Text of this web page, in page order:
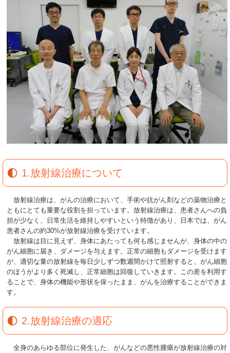
1.放射線治療について
放射線治療は、がんの治療において、手術や抗がん剤などの薬物治療と
ともにとても重要な役割を担っています。放射線治療は、患者さんへの負
担が少なく、日常生活を維持しやすいという特徴があり、日本では、がん
患者さんの約30%が放射線治療を受けています。
放射線は目に見えず、身体にあたっても何も感じませんが、身体の中の
がん細胞に届き、ダメージを与えます。正常の細胞もダメージを受けます
が、適切な量の放射線を毎日少しずつ数週間かけて照射すると、がん細胞
のほうがより多く死滅し、正常細胞は回復していきます。この差を利用す
ることで、身体の機能や形状を保ったまま、がんを治療することができま
す。
2.放射線治療の適応
全身のあらゆる部位に発生した、がんなどの悪性腫瘍が放射線治療の対